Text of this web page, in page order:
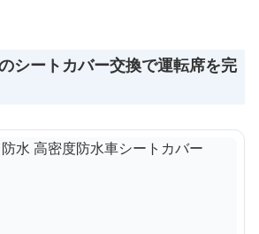
シートカバー交換で運転席を完